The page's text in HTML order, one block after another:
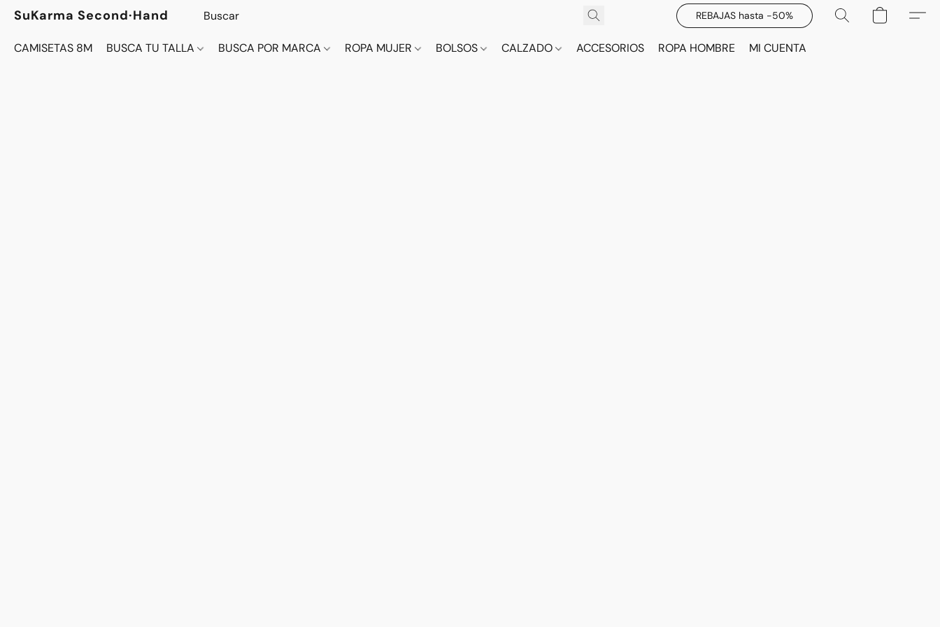
SuKarma Second·Hand REBAJAS hasta -50%
CAMISETAS 8M BUSCA TU TALLA BUSCA POR MARCA ROPA MUJER BOLSOS CALZADO ACCESORIOS ROPA HOMBRE MI CUENTA